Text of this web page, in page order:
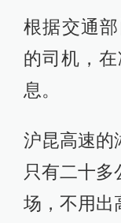
根据交通
的司机，
息。
沪昆高速的
只有二十多
场，不用出